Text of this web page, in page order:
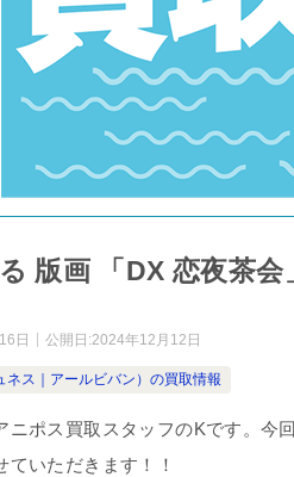
版画 「DX 恋夜茶会
日 公開日:2024年12月12日
ネス｜アールビバン）の買取情報
ニポス買取スタッフのKです。今
ていただきます！！